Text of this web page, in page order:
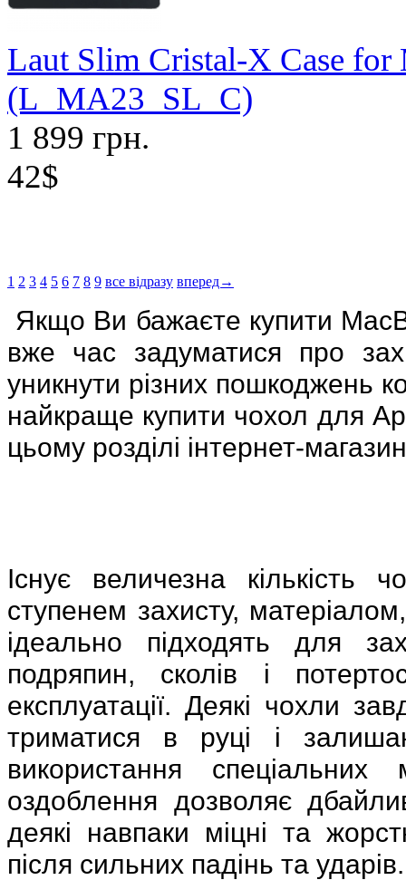
Laut Slim Cristal-X Case
(L_MA23_SL_C)
1 899 грн.
42$
1 2 3 4 5 6 7 8 9 все відразу вперед→
Якщо Ви бажаєте купити
вже час задуматися про
уникнути різних пошкоджень
найкраще купити чохол для
цьому розділі інтернет-
Існує величезна кількість
ступенем захисту,
ідеально підходять для
подряпин, сколів і
експлуатації. Деякі чохли
триматися в руці і
використання
оздоблення дозволяє
деякі навпаки міцні та
після сильних падінь та